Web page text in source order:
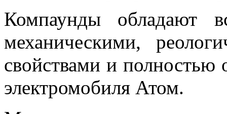
Компаунды обладают
механическими,
свойствами и полностью
электромобиля Атом.